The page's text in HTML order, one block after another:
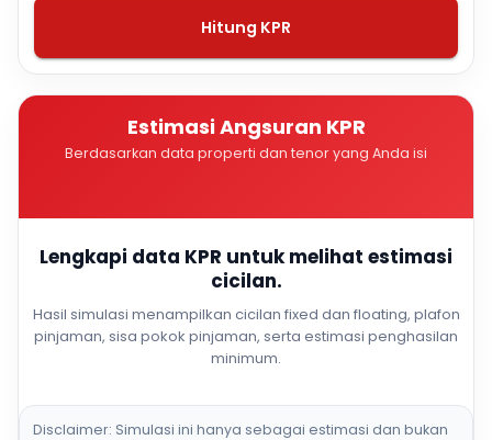
Hitung KPR
Estimasi Angsuran KPR
Berdasarkan data properti dan tenor yang Anda isi
Lengkapi data KPR untuk melihat estimasi
cicilan.
Hasil simulasi menampilkan cicilan fixed dan floating, plafon
pinjaman, sisa pokok pinjaman, serta estimasi penghasilan
minimum.
Disclaimer: Simulasi ini hanya sebagai estimasi dan bukan